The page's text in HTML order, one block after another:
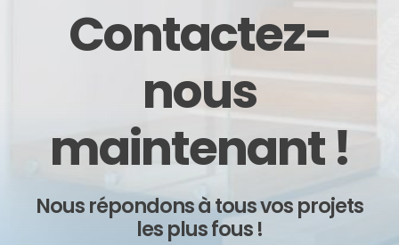
Contactez-
nous
maintenant !
Nous répondons à tous vos projets
les plus fous !